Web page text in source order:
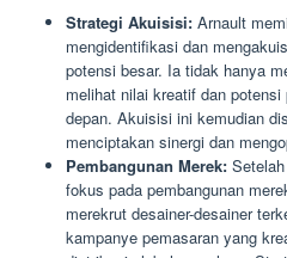
Strategi Akuisisi: Arnault
mengidentifikasi dan
potensi besar. Ia tidak hanya
melihat nilai kreatif dan
depan. Akuisisi ini kemudian
menciptakan sinergi dan
Pembangunan Merek:
fokus pada pembangunan
merekrut desainer-desainer
kampanye pemasaran yang